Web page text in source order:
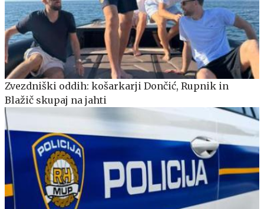
Zvezdniški oddih: košarkarji Dončić, Rupnik in
Blažič skupaj na jahti